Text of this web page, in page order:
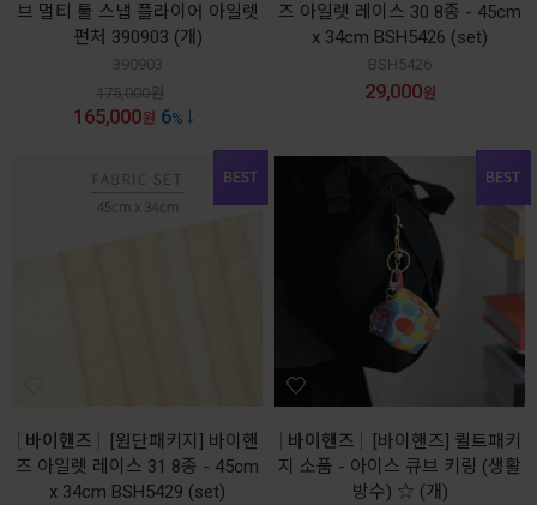
브 멀티 툴 스냅 플라이어 아일렛
펀처 390903 (개)
390903
175,000원
165,000원 6%
즈 아일렛 레이스 30 8종 - 45cm
x 34cm BSH5426 (set)
BSH5426
29,000원
바이핸즈
[원단패키지] 바이핸
즈 아일렛 레이스 31 8종 - 45cm
x 34cm BSH5429 (set)
바이핸즈
[바이핸즈] 퀼트패키
지 소품 - 아이스 큐브 키링 (생활
방수) ☆ (개)